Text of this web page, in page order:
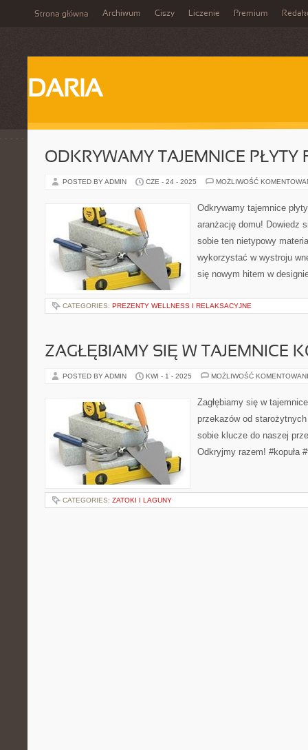
Strona główna Archiwum Ciszy Liczenie Premium
DARIA
ODKRYWAMY TAJEMNICE PŁYTY
POSTED BY ADMIN CZE - 24 - 2025 MOŻLIWOŚĆ
Odkrywamy tajemnice
aranżację domu! Dowiedz
sobie ten nietypowy
wykorzystać w wystroju
się nowym hitem w
CATEGORIES: PREZENTY WELLNESS I RELAKSACYJNE
ZAGŁĘBIAMY SIĘ W TAJEMNICE
POSTED BY ADMIN KWI - 1 - 2025 MOŻLIWOŚĆ
Zagłębiamy się w
przekazów od
sobie klucze do naszej
Odkryjmy razem! #kopuła
CATEGORIES: ZATOKI I LAGUNY